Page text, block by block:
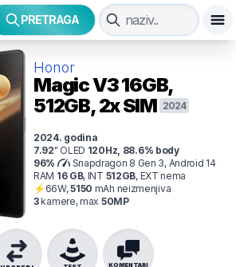
PRETRAGA
Honor
Magic V316GB,
512GB, 2x SIM 2024
2024. godina
7.92" OLED 120Hz 88.6% body
96%
Snapdragon 8 Gen 3, Android 14
RAM 16GB, INT 512GB, EXT nema
⚡ 66W,5150 mAh neizmenjiva
3kamere, max 50MP
KOMENTARI